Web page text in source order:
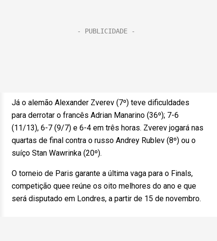
Já o alemão Alexander Zverev (7º) teve dificuldades
para derrotar o francês Adrian Manarino (36º); 7-6
(11/13), 6-7 (9/7) e 6-4 em três horas. Zverev jogará nas
quartas de final contra o russo Andrey Rublev (8º) ou o
suíço Stan Wawrinka (20º).
O torneio de Paris garante a última vaga para o Finals,
competição quee reúne os oito melhores do ano e que
será disputado em Londres, a partir de 15 de novembro.